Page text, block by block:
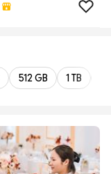
512 GB 1 TB